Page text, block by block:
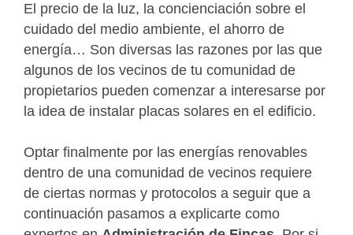
El precio de la luz, la concienciación sobre el
cuidado del medio ambiente, el ahorro de
energía… Son diversas las razones por las que
algunos de los vecinos de tu comunidad de
propietarios pueden comenzar a interesarse por
la idea de instalar placas solares en el edificio.
Optar finalmente por las energías renovables
dentro de una comunidad de vecinos requiere
de ciertas normas y protocolos a seguir que a
continuación pasamos a explicarte como